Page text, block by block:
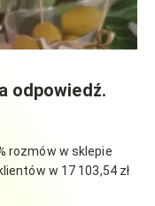
odpowiedź.
rozmów w sklepie
w 17 103,54 zł